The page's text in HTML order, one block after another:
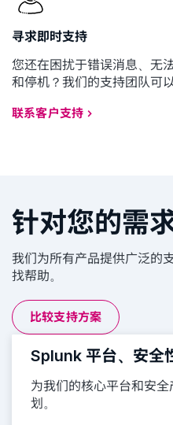
寻求即时支持
您还在困扰于错误消息、无
和停机？我们的支持团队可
联系客户支持
针对您的需
我们为所有产品提供广泛的
找帮助。
比较支持方案
Splunk 平台、安全
为我们的核心平台和安
划。